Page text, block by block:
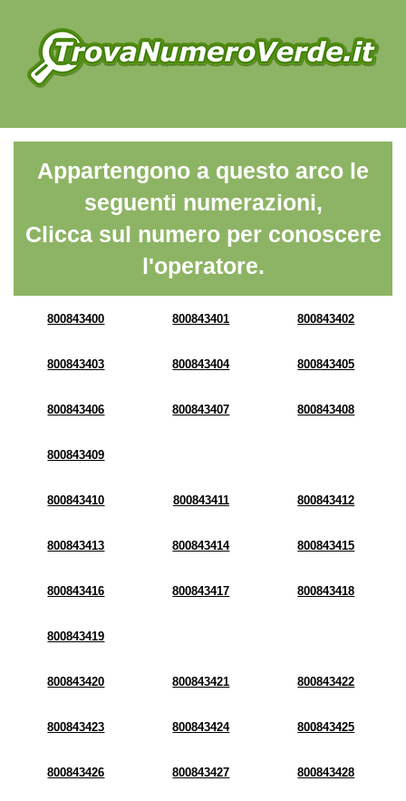
Appartengono a questo arco le
seguenti numerazioni,
Clicca sul numero per conoscere
l'operatore.
800843400 800843401 800843402
800843403 800843404 800843405
800843406 800843407 800843408
800843409
800843410 800843411 800843412
800843413 800843414 800843415
800843416 800843417 800843418
800843419
800843420 800843421 800843422
800843423 800843424 800843425
800843426 800843427 800843428